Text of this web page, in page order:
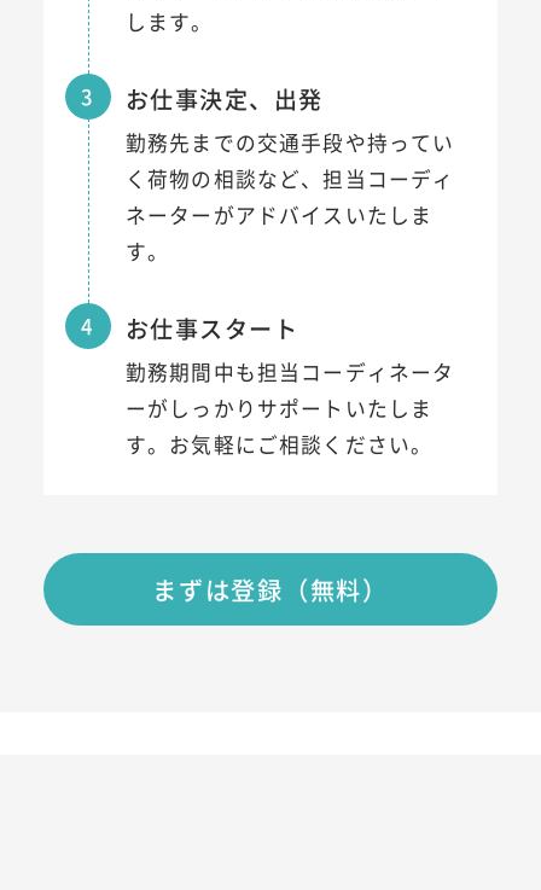
します。
3 お仕事決定、出発
勤務先までの交通手段や持ってい
く荷物の相談など、担当コーディ
ネーターがアドバイスいたしま
す。
4 お仕事スタート
勤務期間中も担当コーディネータ
ーがしっかりサポートいたしま
す。お気軽にご相談ください。
まずは登録（無料）